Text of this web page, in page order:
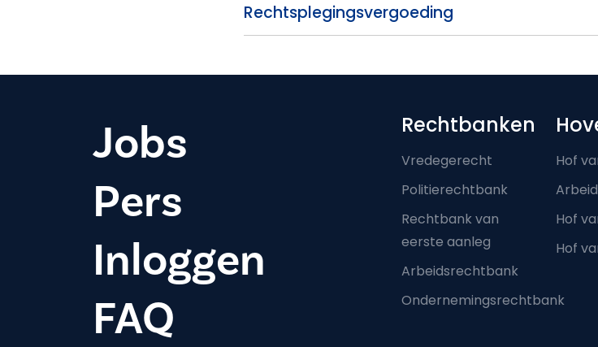
Rechtsplegingsvergoeding
Jobs
Pers
Inloggen
FAQ
Footer-
Rechtbanken
Vredegerecht
Politierechtbank
Rechtbank van
eerste aanleg
Arbeidsrechtbank
Ondernemingsrechtbank
Hof
Hof
Hof